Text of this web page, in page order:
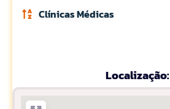
Clínicas Médicas
Localização: